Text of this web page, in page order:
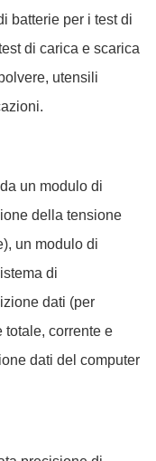
batterie per i test di
di carica e scarica
utensili
un modulo di
della tensione
un modulo di
di
dati (per
corrente e
dati del computer